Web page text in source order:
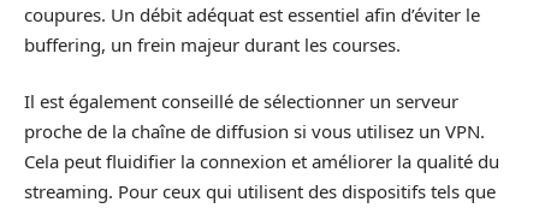
coupures. Un débit adéquat est essentiel afin d’éviter le
buffering, un frein majeur durant les courses.
Il est également conseillé de sélectionner un serveur
proche de la chaîne de diffusion si vous utilisez un VPN.
Cela peut fluidifier la connexion et améliorer la qualité du
streaming. Pour ceux qui utilisent des dispositifs tels que